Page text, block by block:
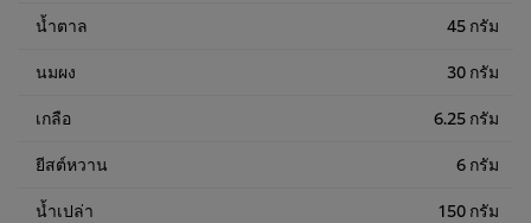
น้ำตาล 45 กรัม
นมผง 30 กรัม
เกลือ 6.25 กรัม
ยีสต์หวาน 6 กรัม
น้ำเปล่า 150 กรัม